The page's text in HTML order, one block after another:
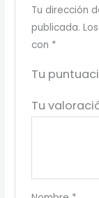
Tu dirección
publicada.
con *
Tu
Tu